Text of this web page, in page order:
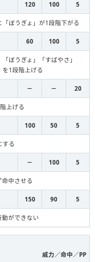
120 100 5
ぼうぎょ」が1段階下がる
60 100 5
ぼうぎょ」「すばやさ」
を1段階上げる
－ － 20
上げる
100 50 5
する
－ 100 5
中させる
150 90 5
ができない
威力／命中／PP